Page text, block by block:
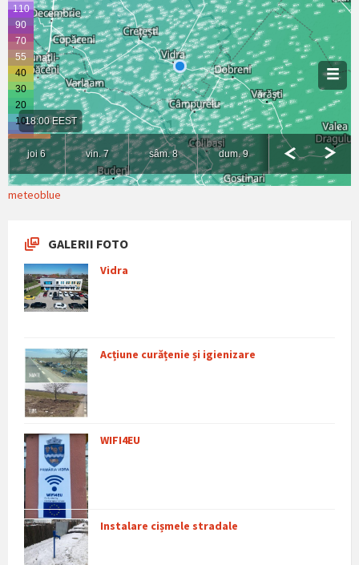
meteoblue
GALERII FOTO
Vidra
Acțiune curățenie și igienizare
WIFI4EU
Instalare cișmele stradale